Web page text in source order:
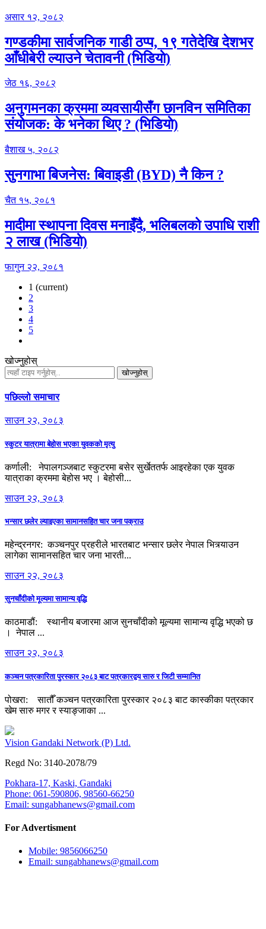
असार १२, २०८२
गण्डकीमा सार्वजनिक गाडी ठप्प, १९ गतेदेखि देशभर
आँधीबेरी ल्याउने चेतावनी (भिडियाे)
जेठ १६, २०८२
अनुगमनका क्रममा व्यवसायीसँग छानविन समितिका
संयोजक: के भनेका थिए ? (भिडियाे)
बैशाख ५, २०८२
सुनगाभा बिजनेस: बिवाइडी (BYD) नै किन ?
चैत १५, २०८१
मादीमा स्थापना दिवस मनाइँदै, भलिबलको उपाधि राशी
२ लाख (भिडियाे)
फागुन २२, २०८१
1 (current)
2
3
4
5
खोज्नुहोस्
खोज्नुहोस्
पछिल्लो समाचार
साउन २२, २०८३
स्कुटर यात्रामा बेहोस भएका युवकको मृत्यु
कर्णाली: नेपालगञ्जबाट स्कुटरमा बसेर सुर्खेततर्फ आइरहेका एक युवक
यात्राका क्रममा बेहोस भए । बेहोसी...
साउन २२, २०८३
भन्सार छलेर ल्याइएका सामानसहित चार जना पक्राउ
महेन्द्रनगर: कञ्चनपुर प्रहरीले भारतबाट भन्सार छलेर नेपाल भित्र्याउन
लागेका सामानसहित चार जना भारती...
साउन २२, २०८३
सुनचाँदीको मूल्यमा सामान्य वृद्धि
काठमाडौं: स्थानीय बजारमा आज सुनचाँदीको मूल्यमा सामान्य वृद्धि भएको छ
। नेपाल ...
साउन २२, २०८३
कञ्चन पत्रकारिता पुरस्कार २०८३ बाट पत्रकारद्वय सारु र जिटी सम्मानित
पोखरा: सातौँ कञ्चन पत्रकारिता पुरस्कार २०८३ बाट कास्कीका पत्रकार
खेम सारु मगर र स्याङ्जाका ...
Vision Gandaki Network (P) Ltd.
Regd No: 3140-2078/79
Pokhara-17, Kaski, Gandaki
Phone: 061-590806, 98560-66250
Email: sungabhanews@gmail.com
For Advertisment
Mobile: 9856066250
Email: sungabhanews@gmail.com